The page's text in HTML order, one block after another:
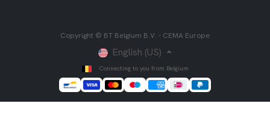
Copyright © BT Belgium B.V. - CEMA Europe
English (US)
Connecting to you from Belgium